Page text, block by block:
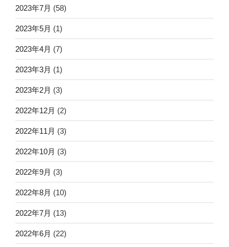
2023年7月 (58)
2023年5月 (1)
2023年4月 (7)
2023年3月 (1)
2023年2月 (3)
2022年12月 (2)
2022年11月 (3)
2022年10月 (3)
2022年9月 (3)
2022年8月 (10)
2022年7月 (13)
2022年6月 (22)